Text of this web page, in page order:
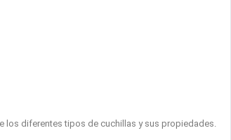
los diferentes tipos de cuchillas y sus propiedades.